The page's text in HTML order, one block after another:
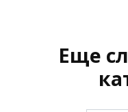
Еще